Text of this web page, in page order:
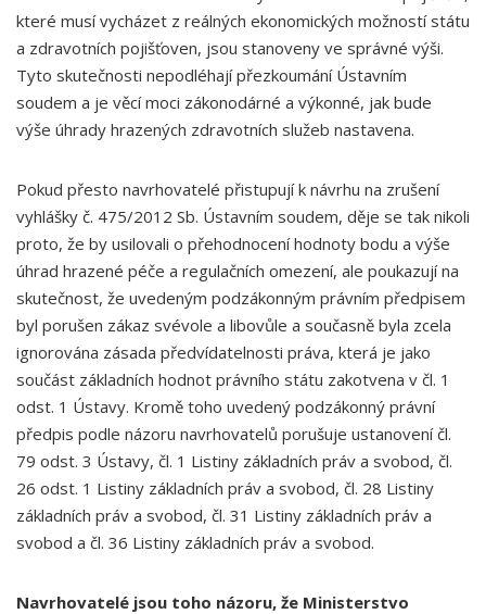
které musí vycházet z reálných ekonomických možností státu
a zdravotních pojišťoven, jsou stanoveny ve správné výši.
Tyto skutečnosti nepodléhají přezkoumání Ústavním
soudem a je věcí moci zákonodárné a výkonné, jak bude
výše úhrady hrazených zdravotních služeb nastavena.
Pokud přesto navrhovatelé přistupují k návrhu na zrušení
vyhlášky č. 475/2012 Sb. Ústavním soudem, děje se tak nikoli
proto, že by usilovali o přehodnocení hodnoty bodu a výše
úhrad hrazené péče a regulačních omezení, ale poukazují na
skutečnost, že uvedeným podzákonným právním předpisem
byl porušen zákaz svévole a libovůle a současně byla zcela
ignorována zásada předvídatelnosti práva, která je jako
součást základních hodnot právního státu zakotvena v čl. 1
odst. 1 Ústavy. Kromě toho uvedený podzákonný právní
předpis podle názoru navrhovatelů porušuje ustanovení čl.
79 odst. 3 Ústavy, čl. 1 Listiny základních práv a svobod, čl.
26 odst. 1 Listiny základních práv a svobod, čl. 28 Listiny
základních práv a svobod, čl. 31 Listiny základních práv a
svobod a čl. 36 Listiny základních práv a svobod.
Navrhovatelé jsou toho názoru, že Ministerstvo